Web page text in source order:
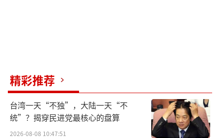
精彩推荐
台湾一天“不独”，大陆一天“不
统”？揭穿民进党最核心的盘算
2026-08-08 10:47:51